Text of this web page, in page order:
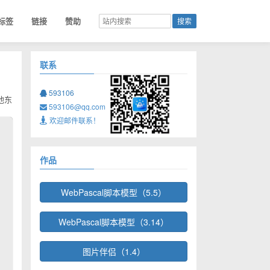
签 链接 赞助
东
联系
593106
593106@qq.com
欢迎邮件联系！
作品
WebPascal脚本模型（5.5）
WebPascal脚本模型（3.14）
图片伴侣（1.4）